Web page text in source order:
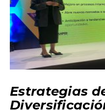
Estrategias